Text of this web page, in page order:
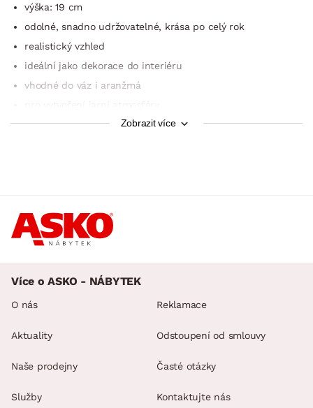
výška: 19 cm
odolné, snadno udržovatelné, krása po celý rok
realistický vzhled
ideální jako dekorace do interiéru
vhodné do váz i aranžmá
bez nutnosti péče
Zobrazit více
Více o ASKO - NÁBYTEK
O nás
Aktuality
Naše prodejny
Služby
Reklamace
Odstoupení od smlouvy
Časté otázky
Kontaktujte nás